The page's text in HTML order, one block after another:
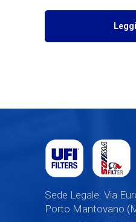
Sede Legale: Via
Porto Mantovano